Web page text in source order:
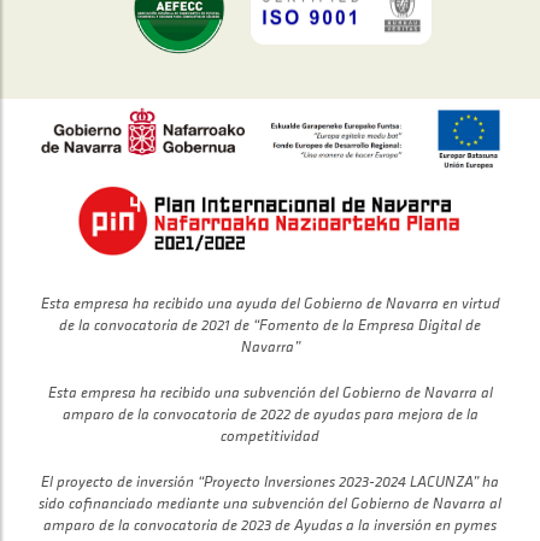
Esta empresa ha recibido una ayuda del Gobierno de Navarra en virtud
de la convocatoria de 2021 de “Fomento de la Empresa Digital de
Navarra”
Esta empresa ha recibido una subvención del Gobierno de Navarra al
amparo de la convocatoria de 2022 de ayudas para mejora de la
competitividad
El proyecto de inversión “Proyecto Inversiones 2023-2024 LACUNZA” ha
sido cofinanciado mediante una subvención del Gobierno de Navarra al
amparo de la convocatoria de 2023 de Ayudas a la inversión en pymes